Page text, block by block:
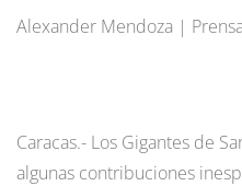
Alexander Mendoza |
Caracas.- Los Gigantes de
algunas contribuciones